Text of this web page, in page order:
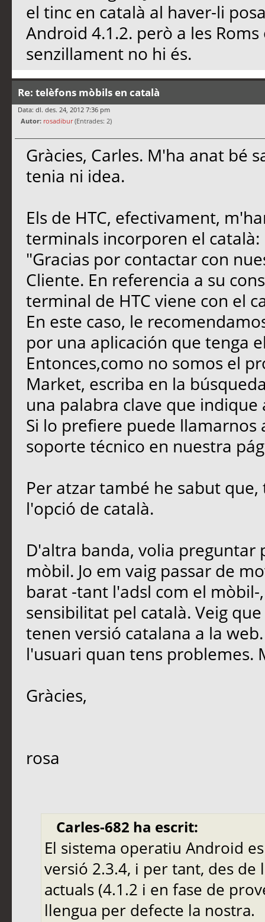
el tinc en català al haver-li
Android 4.1.2. però a les
senzillament no hi és.
Re: telèfons mòbils en català
Data: dl. des. 24, 2012 7:36 pm
Autor: rosadibur(Entrades: 2)
Gràcies, Carles. M'ha anat bé
tenia ni idea.
Els de HTC, efectivament,
terminals incorporen el català:
"Gracias por contactar con
Cliente. En referencia a su
terminal de HTC viene con el
En este caso, le
por una aplicación que tenga
Entonces,como no somos el
Market, escriba en la
una palabra clave que indique
Si lo prefiere puede llamarnos
soporte técnico en nuestra
Per atzar també he sabut
l'opció de català.
D'altra banda, volia preguntar
mòbil. Jo em vaig passar de
barat -tant l'adsl com el
sensibilitat pel català. Veig
tenen versió catalana a la
l'usuari quan tens problemes.
Gràcies,
rosa
Carles-682 ha escrit:
El sistema operatiu Android
versió 2.3.4, i per tant, des de
actuals (4.1.2 i en fase de
llengua per defecte la nostra.